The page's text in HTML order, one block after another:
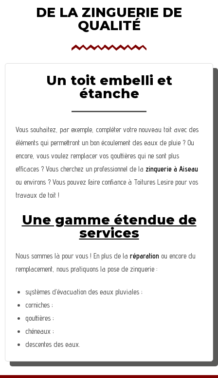
DE LA ZINGUERIE DE
QUALITÉ
Un toit embelli et
étanche
Vous souhaitez, par exemple, compléter votre nouveau toit avec des
éléments qui permettront un bon écoulement des eaux de pluie ? Ou
encore, vous voulez remplacer vos gouttières qui ne sont plus
efficaces ? Vous cherchez un professionnel de la zinguerie à Aiseau
ou environs ? Vous pouvez faire confiance à Toitures Lesire pour vos
travaux de toit !
Une gamme étendue de
services
Nous sommes là pour vous ! En plus de laréparation ou encore du
remplacement, nous pratiquons la pose de zinguerie :
systèmes d’évacuation des eaux pluviales ;
corniches ;
gouttières ;
chéneaux ;
descentes des eaux.